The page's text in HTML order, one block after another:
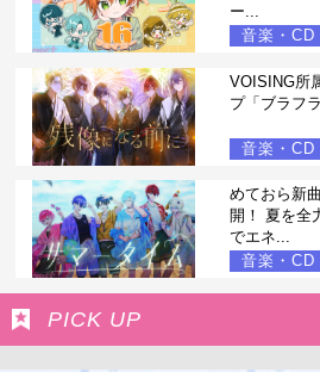
ー...
音楽・CD
VOISING所
プ「ブラフ
音楽・CD
めておら新
開！ 夏を全
でエネ...
音楽・CD
PICK UP